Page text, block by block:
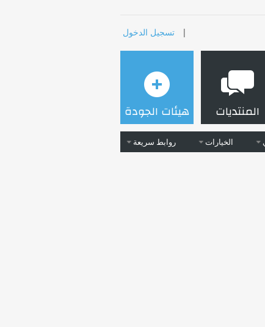
| تسجيل الدخول
المنتديات
الخيارات روابط سريعة
هيئات الجودة